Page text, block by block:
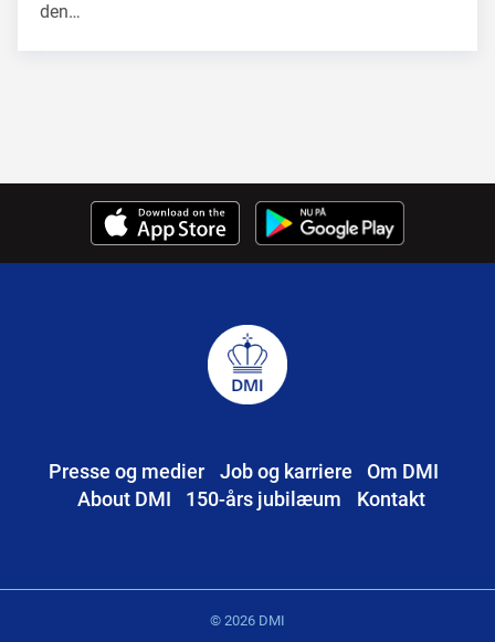
den…
Presse og medier Job og karriere
Om DMI
About DMI
150-års jubilæum Kontakt
© 2026 DMI